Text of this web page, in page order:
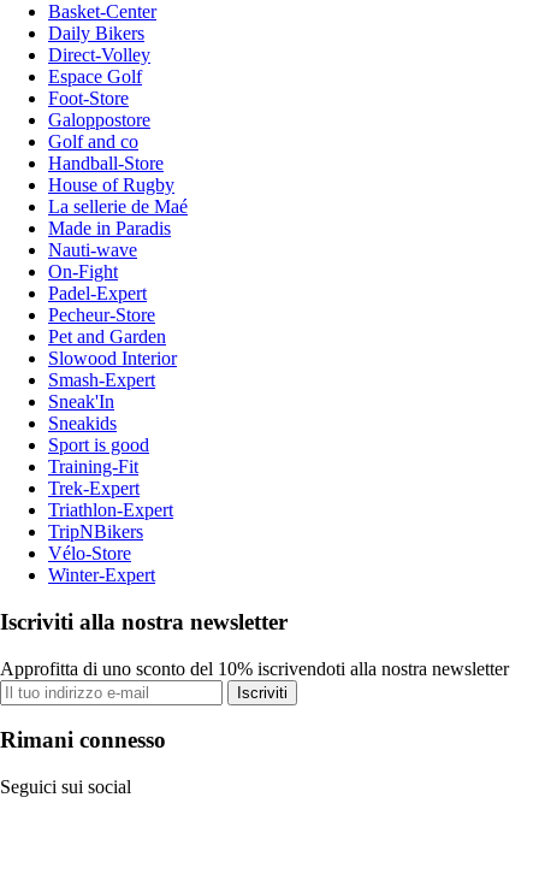
Basket-Center
Daily Bikers
Direct-Volley
Espace Golf
Foot-Store
Galoppostore
Golf and co
Handball-Store
House of Rugby
La sellerie de Maé
Made in Paradis
Nauti-wave
On-Fight
Padel-Expert
Pecheur-Store
Pet and Garden
Slowood Interior
Smash-Expert
Sneak'In
Sneakids
Sport is good
Training-Fit
Trek-Expert
Triathlon-Expert
TripNBikers
Vélo-Store
Winter-Expert
Iscriviti alla nostra newsletter
Approfitta di uno sconto del 10% iscrivendoti alla nostra newsletter
Iscriviti
Rimani connesso
Seguici sui social